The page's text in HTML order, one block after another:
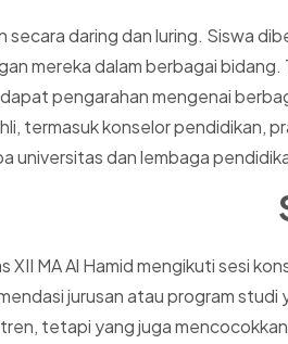
secara daring dan luring. Siswa
mereka dalam berbagai
pengarahan mengenai
termasuk konselor pendidikan,
universitas dan lembaga
XII MA Al Hamid mengikuti sesi
jurusan atau program studi
tetapi yang juga